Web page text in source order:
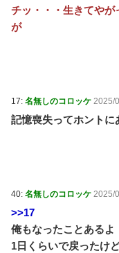
チッ・・・生きてや
が
17: 名無しのコロッケ 2025/
記憶喪失ってホントに
40: 名無しのコロッケ 2025/
>>17
俺もなったことあるよ
1日くらいで戻ったけ